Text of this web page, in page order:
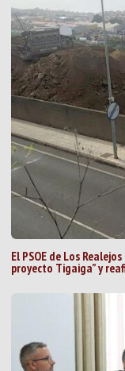
El PSOE de Los
proyecto Tigaiga” y